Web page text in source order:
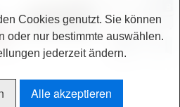
Cookies genutzt. Sie können
oder nur bestimmte auswählen.
jederzeit ändern.
Alle akzeptieren